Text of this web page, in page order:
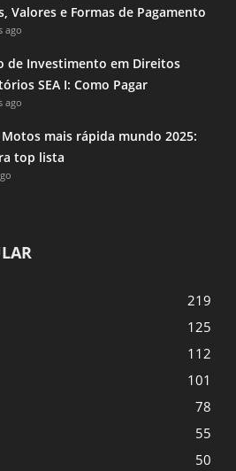
Valores e Formas de Pagamento
ago
de Investimento em Direitos
SEA I: Como Pagar
ago
Motos mais rápida mundo 2025:
top lista
219
125
112
101
78
55
50